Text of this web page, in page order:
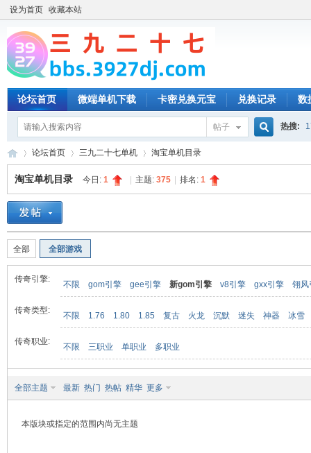
设为首页 收藏本站
论坛首页 微端单机下载 卡密兑换元宝 兑换记录 数
帖子 热搜:
»
论坛首页 三九二十七单机 淘宝单机目录
淘宝单机目录 今日: 1 主题: 375 排名: 1
全部 全部游戏
传奇引擎:
不限 gom引擎 gee引擎 新gom引擎 v8引擎 gxx引擎 翎风
传奇类型:
不限 1.76 1.80 1.85 复古 火龙 沉默 迷失 神器 冰雪
传奇职业:
不限 三职业 单职业 多职业
全部主题 最新 热门 热帖 精华 更多
本版块或指定的范围内尚无主题